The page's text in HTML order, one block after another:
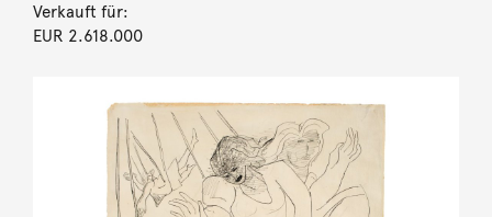
Verkauft für:
EUR 2.618.000